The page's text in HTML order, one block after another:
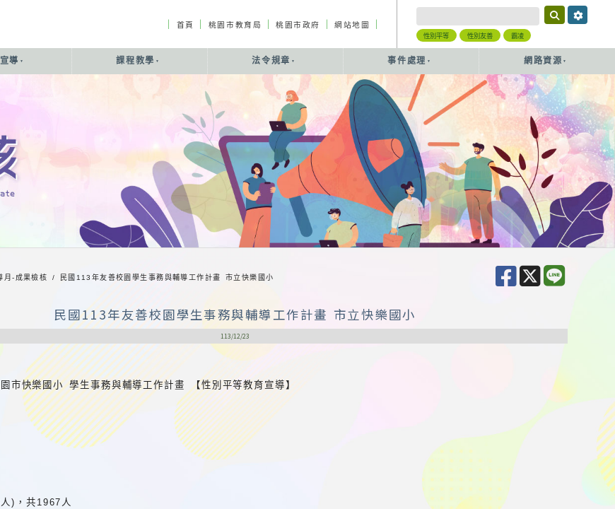
首頁 桃園市教育局 桃園市政府 網站地圖
性別平等 性別友善 霸凌
導 課程教學 法令規章 事件處理 網路資源
月-成果檢核 / 民國113年友善校園學生事務與輔導工作計畫 市立快樂國小
民國113年友善校園學生事務與輔導工作計畫 市立快樂國小
113/12/23
市快樂國小 學生事務與輔導工作計畫 【性別平等教育宣導】
)，共1967人